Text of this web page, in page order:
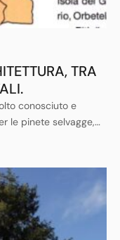
TRA
conosciuto e
le pinete selvagge,